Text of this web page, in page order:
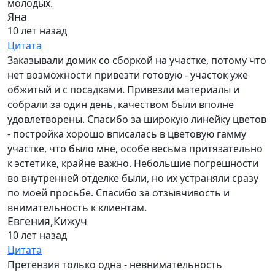
молодых.
Яна
10 лет назад
Цитата
Заказывали домик со сборкой на участке, потому что
нет возможности привезти готовую - участок уже
обжитый и с посадками. Привезли материалы и
собрали за один день, качеством были вполне
удовлетворены. Спасибо за широкую линейку цветов
- постройка хорошо вписалась в цветовую гамму
участке, что было мне, особе весьма притязательно
к эстетике, крайне важно. Небольшие погрешности
во внутренней отделке были, но их устраняли сразу
по моей просьбе. Спасибо за отзывчивость и
внимательность к клиентам.
Евгения,Кижуч
10 лет назад
Цитата
Претензия только одна - невнимательность